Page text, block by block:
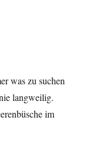
was zu suchen
langweilig.
im